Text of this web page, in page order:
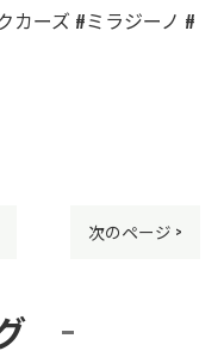
カーズ #ミラジーノ #
次のページ >